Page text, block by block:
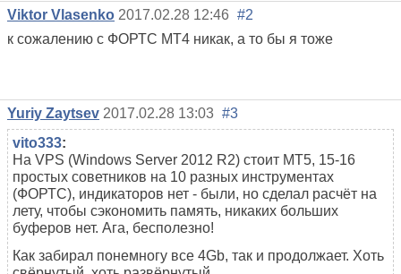
Viktor Vlasenko 2017.02.28 12:46 #2
к сожалению с ФОРТС МТ4 никак, а то бы я тоже
Yuriy Zaytsev 2017.02.28 13:03 #3
vito333:
На VPS (Windows Server 2012 R2) стоит МТ5, 15-16
простых советников на 10 разных инструментах
(ФОРТС), индикаторов нет - были, но сделал расчёт на
лету, чтобы сэкономить память, никаких больших
буферов нет. Ага, бесполезно!
Как забирал понемногу все 4Gb, так и продолжает. Хоть